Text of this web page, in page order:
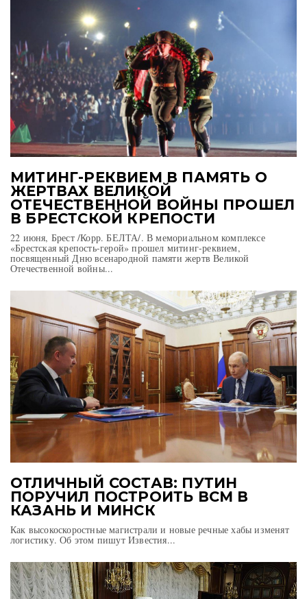
МИТИНГ-РЕКВИЕМ В ПАМЯТЬ О
ЖЕРТВАХ ВЕЛИКОЙ
ОТЕЧЕСТВЕННОЙ ВОЙНЫ ПРОШЕЛ
В БРЕСТСКОЙ КРЕПОСТИ
22 июня, Брест /Корр. БЕЛТА/. В мемориальном комплексе
«Брестская крепость-герой» прошел митинг-реквием,
посвященный Дню всенародной памяти жертв Великой
Отечественной войны...
ОТЛИЧНЫЙ СОСТАВ: ПУТИН
ПОРУЧИЛ ПОСТРОИТЬ ВСМ В
КАЗАНЬ И МИНСК
Как высокоскоростные магистрали и новые речные хабы изменят
логистику. Об этом пишут Известия...